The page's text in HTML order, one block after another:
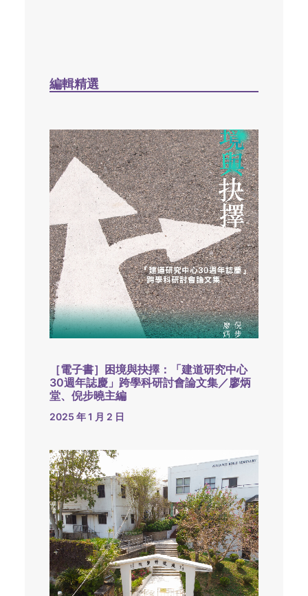
編輯精選
［電子書］困境與抉擇：「建道研究中心
30週年誌慶」跨學科研討會論文集／廖炳
堂、倪步曉主編
2025 年 1 月 2 日